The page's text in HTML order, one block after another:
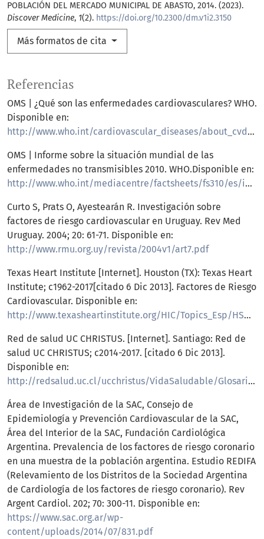
POBLACIÓN DEL MERCADO MUNICIPAL DE ABASTO, 2014. (2023).
Discover Medicine, 1(2). https://doi.org/10.2300/dm.v1i2.3150
Más formatos de cita
Referencias
OMS | ¿Qué son las enfermedades cardiovasculares? WHO.
Disponible en:
http://www.who.int/cardiovascular_diseases/about_cvd/es/
OMS | Informe sobre la situación mundial de las
enfermedades no transmisibles 2010. WHO.Disponible en:
http://www.who.int/mediacentre/factsheets/fs310/es/index2.html
Curto S, Prats O, Ayestearán R. Investigación sobre
factores de riesgo cardiovascular en Uruguay. Rev Med
Uruguay. 2004; 20: 61-71. Disponible en:
http://www.rmu.org.uy/revista/2004v1/art7.pdf
Texas Heart Institute [Internet]. Houston (TX): Texas Heart
Institute; c1962-2017[citado 6 Dic 2013]. Factores de Riesgo
Cardiovascular. Disponible en:
http://www.texasheartinstitute.org/HIC/Topics_Esp/HSmart/riskspan.cfm
Red de salud UC CHRISTUS. [Internet]. Santiago: Red de
salud UC CHRISTUS; c2014-2017. [citado 6 Dic 2013].
Disponible en:
http://redsalud.uc.cl/ucchristus/VidaSaludable/Glosario/F/factores_de_riesgo_cardiovascular.act
Área de Investigación de la SAC, Consejo de
Epidemiología y Prevención Cardiovascular de la SAC,
Área del Interior de la SAC, Fundación Cardiológica
Argentina. Prevalencia de los factores de riesgo coronario
en una muestra de la población argentina. Estudio REDIFA
(Relevamiento de los Distritos de la Sociedad Argentina
de Cardiología de los factores de riesgo coronario). Rev
Argent Cardiol. 202; 70: 300-11. Disponible en:
https://www.sac.org.ar/wp-
content/uploads/2014/07/831.pdf